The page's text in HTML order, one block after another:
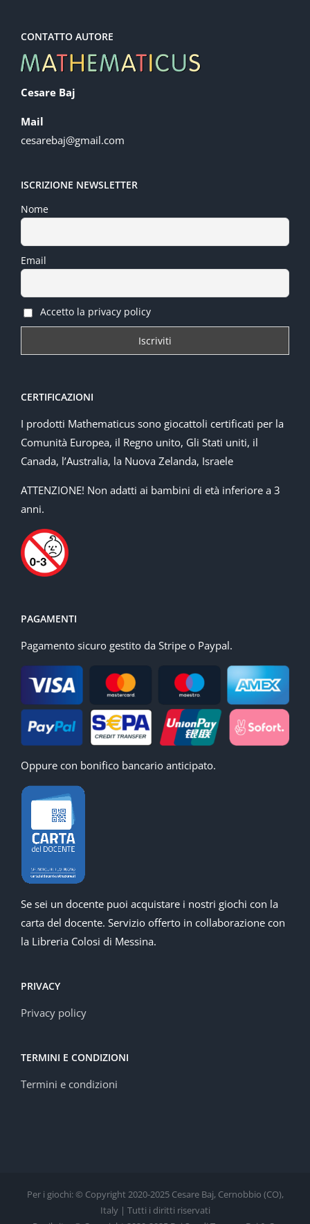
CONTATTO AUTORE
Cesare Baj
Mail
cesarebaj@gmail.com
ISCRIZIONE NEWSLETTER
Nome
Email
Accetto la privacy policy
CERTIFICAZIONI
I prodotti Mathematicus sono giocattoli certificati per la
Comunità Europea, il Regno unito, Gli Stati uniti, il
Canada, l’Australia, la Nuova Zelanda, Israele
ATTENZIONE! Non adatti ai bambini di età inferiore a 3
anni.
PAGAMENTI
Pagamento sicuro gestito da Stripe o Paypal.
Oppure con bonifico bancario anticipato.
Se sei un docente puoi acquistare i nostri giochi con la
carta del docente. Servizio offerto in collaborazione con
la Libreria Colosi di Messina.
PRIVACY
Privacy policy
TERMINI E CONDIZIONI
Termini e condizioni
Per i giochi: © Copyright 2020-2025 Cesare Baj, Cernobbio (CO),
Italy | Tutti i diritti riservati